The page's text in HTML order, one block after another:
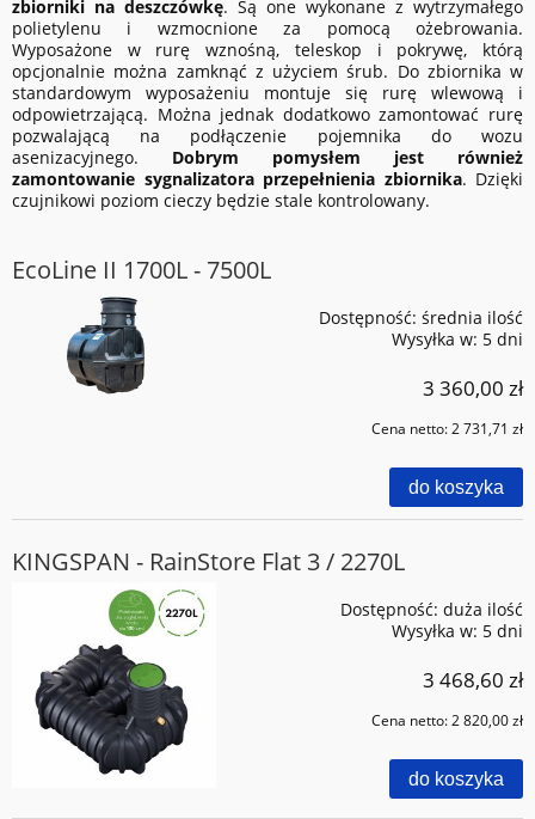
zbiorniki na deszczówkę. Są one wykonane z wytrzymałego
polietylenu i wzmocnione za pomocą ożebrowania.
Wyposażone w rurę wznośną, teleskop i pokrywę, którą
opcjonalnie można zamknąć z użyciem śrub. Do zbiornika w
standardowym wyposażeniu montuje się rurę wlewową i
odpowietrzającą. Można jednak dodatkowo zamontować rurę
pozwalającą na podłączenie pojemnika do wozu
asenizacyjnego. Dobrym pomysłem jest również
zamontowanie sygnalizatora przepełnienia zbiornika. Dzięki
czujnikowi poziom cieczy będzie stale kontrolowany.
EcoLine II 1700L - 7500L
Dostępność: średnia ilość
Wysyłka w: 5 dni
3 360,00 zł
Cena netto:2 731,71 zł
do koszyka
KINGSPAN - RainStore Flat 3 / 2270L
Dostępność: duża ilość
Wysyłka w: 5 dni
3 468,60 zł
Cena netto:2 820,00 zł
do koszyka